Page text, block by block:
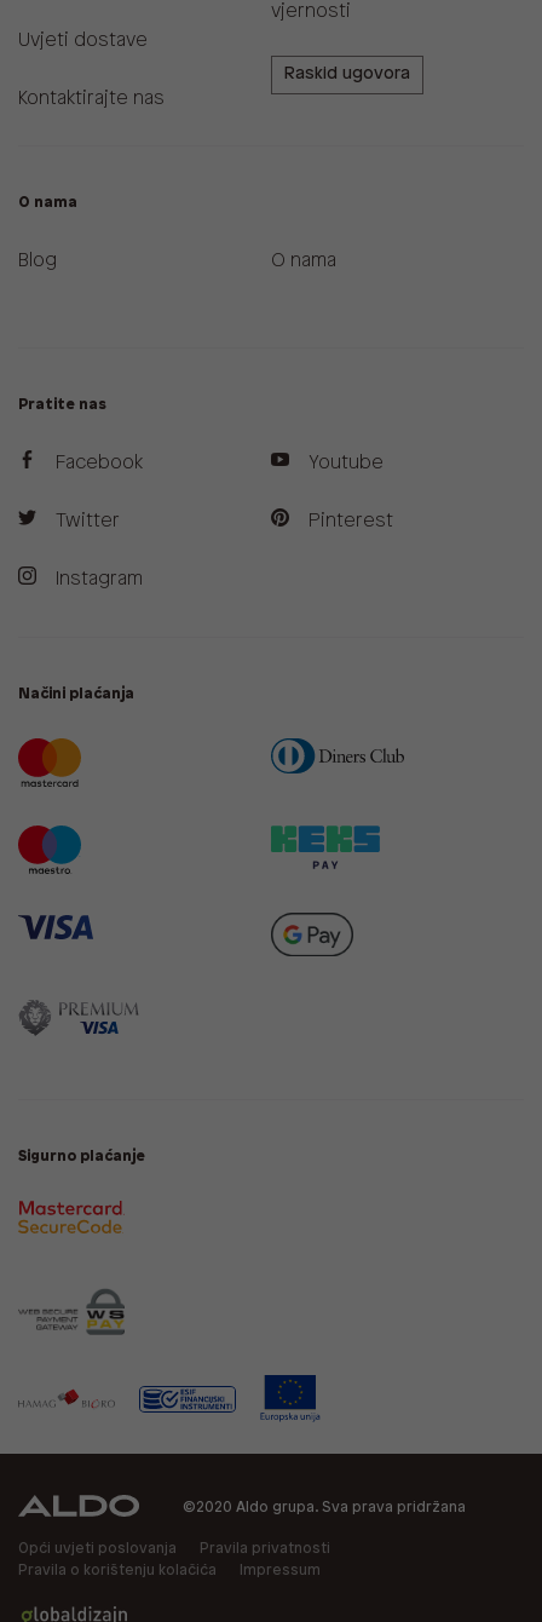
Uvjeti dostave
Kontaktirajte nas
vjernosti
Raskid ugovora
O nama
Blog O nama
Pratite nas
Facebook
Twitter
Instagram
Youtube
Pinterest
Načini plaćanja
Sigurno plaćanje
©2020 Aldo grupa. Sva prava pridržana
Opći uvjeti poslovanja
Pravila privatnosti
Pravila o korištenju kolačića
Impressum